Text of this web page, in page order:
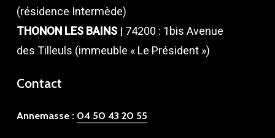
(résidence Intermède)
THONON LES BAINS| 74200 : 1bis Avenue
des Tilleuls (immeuble « Le Président »)
Contact
Annemasse : 04 50 43 20 55